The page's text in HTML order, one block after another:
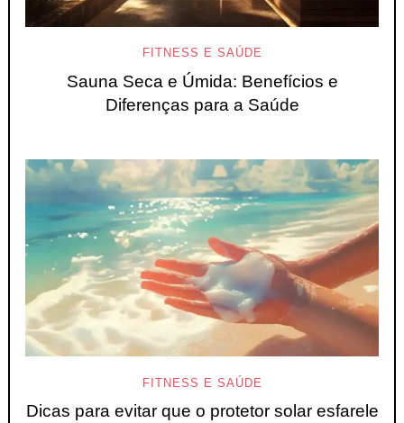
FITNESS E SAÚDE
Sauna Seca e Úmida: Benefícios e
Diferenças para a Saúde
FITNESS E SAÚDE
Dicas para evitar que o protetor solar esfarele